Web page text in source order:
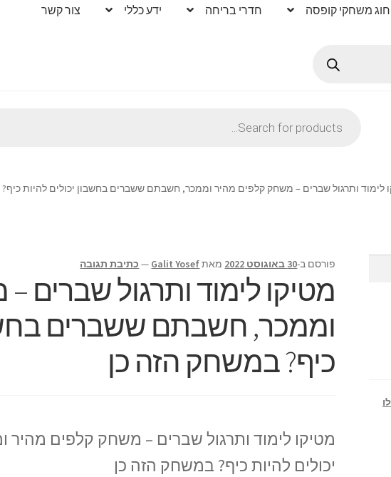
חוג משחקי קופסה חדרי בריחה ידע כללי צור קשר
search
לימוד ותרגול שברים – משחק קלפים מהיר וממכר, חשבתם ששברים בחשבון יכולים להיות
פורסם ב-30 באוגוסט 2022 מאתGalit Yosef
— כתיבת תגובה
מטיקו לימוד ותרגול שברים
וממכר, חשבתם ששברים
כיף? במשחק הזה כן
מטיקו לימוד ותרגול שברים – משחק קלפים
יכולים להיות כיף? במשחק הזה כן